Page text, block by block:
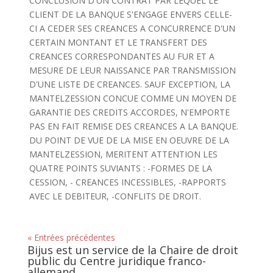
CLIENT DE LA BANQUE S'ENGAGE ENVERS CELLE-
CI A CEDER SES CREANCES A CONCURRENCE D'UN
CERTAIN MONTANT ET LE TRANSFERT DES
CREANCES CORRESPONDANTES AU FUR ET A
MESURE DE LEUR NAISSANCE PAR TRANSMISSION
D'UNE LISTE DE CREANCES. SAUF EXCEPTION, LA
MANTELZESSION CONCUE COMME UN MOYEN DE
GARANTIE DES CREDITS ACCORDES, N'EMPORTE
PAS EN FAIT REMISE DES CREANCES A LA BANQUE.
DU POINT DE VUE DE LA MISE EN OEUVRE DE LA
MANTELZESSION, MERITENT ATTENTION LES
QUATRE POINTS SUVIANTS : -FORMES DE LA
CESSION, - CREANCES INCESSIBLES, -RAPPORTS
AVEC LE DEBITEUR, -CONFLITS DE DROIT.
« Entrées précédentes
Bijus est un service de la Chaire de droit
public du Centre juridique franco-